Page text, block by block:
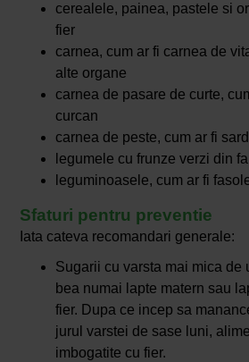
cerealele, painea, pastele si
fier
carnea, cum ar fi carnea de
alte organe
carnea de pasare de curte,
curcan
carnea de peste, cum ar fi
legumele cu frunze verzi din
leguminoasele, cum ar fi
Sfaturi pentru preventie
Iata cateva recomandari generale:
Sugarii cu varsta mai mica de
bea numai lapte matern sau
fier. Dupa ce incep sa
jurul varstei de sase luni,
imbogatite cu fier.